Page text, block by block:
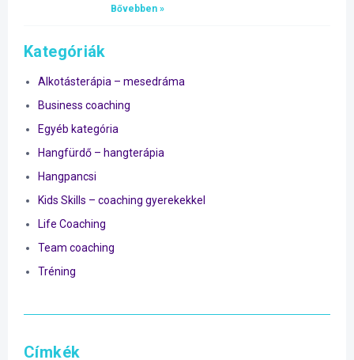
Bővebben »
Kategóriák
Alkotásterápia – mesedráma
Business coaching
Egyéb kategória
Hangfürdő – hangterápia
Hangpancsi
Kids Skills – coaching gyerekekkel
Life Coaching
Team coaching
Tréning
Címkék